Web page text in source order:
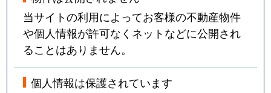
当サイトの利用によってお客様の不動産物件
や個人情報が許可なくネットなどに公開され
ることはありません。
個人情報は保護されています